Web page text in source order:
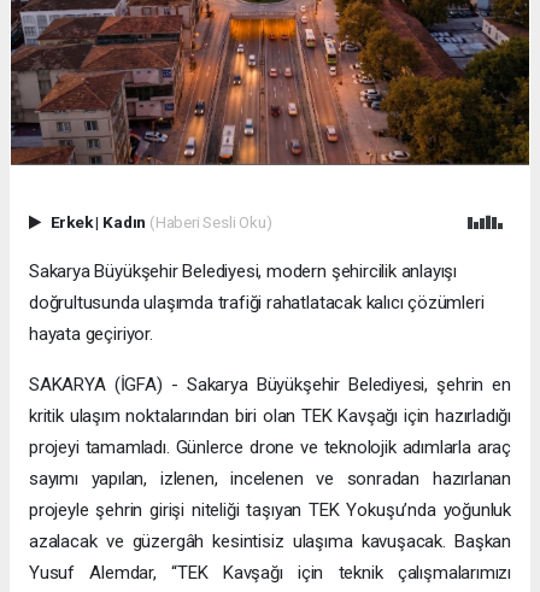
Erkek| Kadın (Haberi Sesli Oku)
Sakarya Büyükşehir Belediyesi, modern şehircilik anlayışı
doğrultusunda ulaşımda trafiği rahatlatacak kalıcı çözümleri
hayata geçiriyor.
SAKARYA (İGFA) - Sakarya Büyükşehir Belediyesi, şehrin en
kritik ulaşım noktalarından biri olan TEK Kavşağı için hazırladığı
projeyi tamamladı. Günlerce drone ve teknolojik adımlarla araç
sayımı yapılan, izlenen, incelenen ve sonradan hazırlanan
projeyle şehrin girişi niteliği taşıyan TEK Yokuşu’nda yoğunluk
azalacak ve güzergâh kesintisiz ulaşıma kavuşacak. Başkan
Yusuf Alemdar, “TEK Kavşağı için teknik çalışmalarımızı